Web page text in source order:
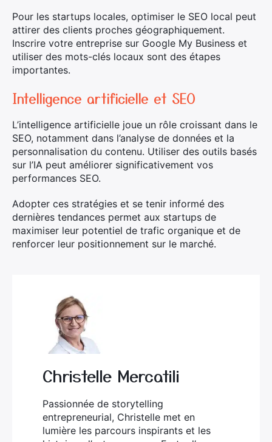
Pour les startups locales, optimiser le SEO local peut
attirer des clients proches géographiquement.
Inscrire votre entreprise sur Google My Business et
utiliser des mots-clés locaux sont des étapes
importantes.
Intelligence artificielle et SEO
L’intelligence artificielle joue un rôle croissant dans le
SEO, notamment dans l’analyse de données et la
personnalisation du contenu. Utiliser des outils basés
sur l’IA peut améliorer significativement vos
performances SEO.
Adopter ces stratégies et se tenir informé des
dernières tendances permet aux startups de
maximiser leur potentiel de trafic organique et de
renforcer leur positionnement sur le marché.
Christelle Mercatili
Passionnée de storytelling
entrepreneurial, Christelle met en
lumière les parcours inspirants et les